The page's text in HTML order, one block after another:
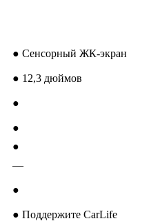
● Сенсорный ЖК-экран
● 12,3 дюймов
●
●
●
—
●
● Поддержите CarLife